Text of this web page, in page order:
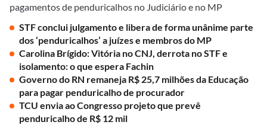
pagamentos de penduricalhos no Judiciário e no MP
STF conclui julgamento e libera de forma unânime parte
dos ‘penduricalhos’ a juízes e membros do MP
Carolina Brígido: Vitória no CNJ, derrota no STF e
isolamento: o que espera Fachin
Governo do RN remaneja R$ 25,7 milhões da Educação
para pagar penduricalho de procurador
TCU envia ao Congresso projeto que prevê
penduricalho de R$ 12 mil